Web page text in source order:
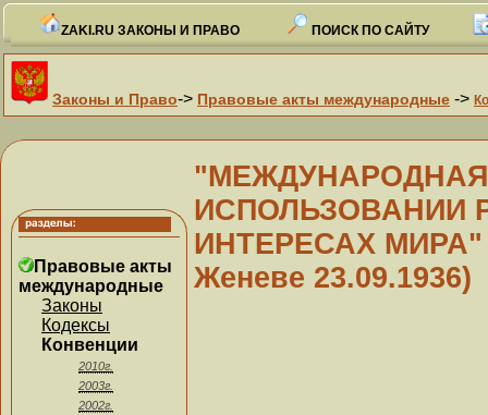
ZAKI.RU ЗАКОНЫ И ПРАВО ПОИСК ПО САЙТУ
Законы и Право-> Правовые акты международные ->
Правовые акты
международные
Законы
Кодексы
Конвенции
2010г.
2003г.
2002г.
ИСПОЛЬЗОВАНИИ
ИНТЕРЕСАХ МИРА"
Женеве 23.09.1936)